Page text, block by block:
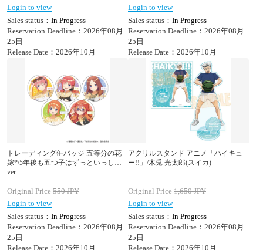
Login to view
Sales status： In Progress
Reservation Deadline：2026年08月
25日
Release Date：2026年10月
Login to view
Sales status： In Progress
Reservation Deadline：2026年08月
25日
Release Date：2026年10月
トレーディング缶バッジ 五等分の花
嫁*/5年後も五つ子はずっといっしょ
ver.
Original Price 550JPY
Login to view
Sales status： In Progress
Reservation Deadline：2026年08月
25日
Release Date：2026年10月
アクリルスタンド アニメ「ハイキュ
ー!!」/木兎 光太郎(スイカ)
Original Price 1,650JPY
Login to view
Sales status： In Progress
Reservation Deadline：2026年08月
25日
Release Date：2026年10月